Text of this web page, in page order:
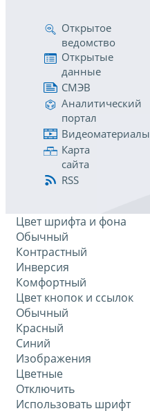
Открытое
ведомство
Открытые
данные
СМЭВ
Аналитический
портал
Видеоматериалы
Карта
сайта
RSS
Цвет шрифта и фона
Обычный
Контрастный
Инверсия
Комфортный
Цвет кнопок и ссылок
Обычный
Красный
Синий
Изображения
Цветные
Отключить
Использовать шрифт